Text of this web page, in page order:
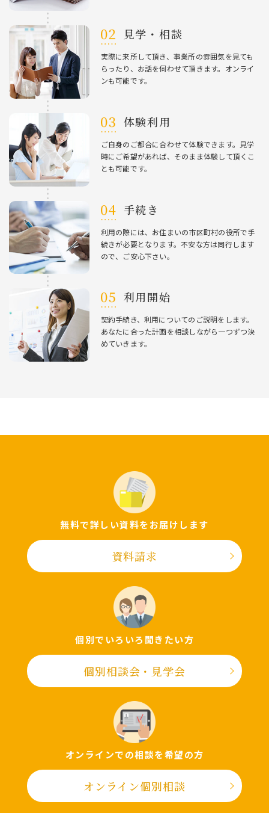
⾒学・相談
実際に来所して頂き、事業所の雰囲気を⾒ても
らったり、お話を伺わせて頂きます。オンライ
ンも可能です。
体験利⽤
ご⾃⾝のご都合に合わせて体験できます。⾒学
時にご希望があれば、そのまま体験して頂くこ
とも可能です。
⼿続き
利⽤の際には、お住まいの市区町村の役所で⼿
続きが必要となります。不安な⽅は同⾏します
ので、ご安⼼下さい。
利⽤開始
契約⼿続き、利⽤についてのご説明をします。
あなたに合った計画を相談しながら⼀つずつ決
めていきます。
無料で詳しい資料をお届けします
資料請求
個別でいろいろ聞きたい⽅
個別相談会・⾒学会
オンラインでの相談を希望の⽅
オンライン個別相談